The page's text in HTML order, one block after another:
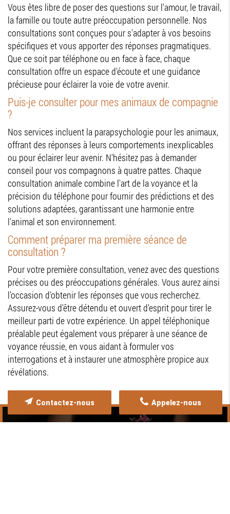
Vous êtes libre de poser des questions sur l'amour, le travail,
la famille ou toute autre préoccupation personnelle. Nos
consultations sont conçues pour s'adapter à vos besoins
spécifiques et vous apporter des réponses pragmatiques.
Que ce soit par téléphone ou en face à face, chaque
consultation offre un espace d'écoute et une guidance
précieuse pour éclairer la voie de votre avenir.
Puis-je consulter pour mes animaux de compagnie
?
Nos services incluent la parapsychologie pour les animaux,
offrant des réponses à leurs comportements inexplicables
ou pour éclairer leur avenir. N'hésitez pas à demander
conseil pour vos compagnons à quatre pattes. Chaque
consultation animale combine l'art de la voyance et la
précision du téléphone pour fournir des prédictions et des
solutions adaptées, garantissant une harmonie entre
l'animal et son environnement.
Comment préparer ma première séance de
consultation ?
Pour votre première consultation, venez avec des questions
précises ou des préoccupations générales. Vous aurez ainsi
l'occasion d'obtenir les réponses que vous recherchez.
Assurez-vous d'être détendu et ouvert d'esprit pour tirer le
meilleur parti de votre expérience. Un appel téléphonique
préalable peut également vous préparer à une séance de
voyance réussie, en vous aidant à formuler vos
interrogations et à instaurer une atmosphère propice aux
révélations.
Appelez-nous
Contactez-nous